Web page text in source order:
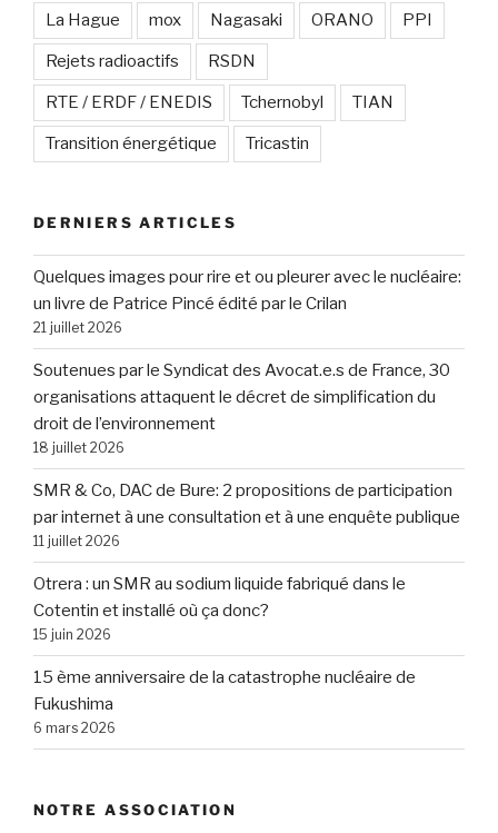
La Hague mox Nagasaki ORANO PPI
Rejets radioactifs RSDN
RTE / ERDF / ENEDIS Tchernobyl TIAN
Transition énergétique Tricastin
DERNIERS ARTICLES
Quelques images pour rire et ou pleurer avec le nucléaire:
un livre de Patrice Pincé édité par le Crilan
21 juillet 2026
Soutenues par le Syndicat des Avocat.e.s de France, 30
organisations attaquent le décret de simplification du
droit de l’environnement
18 juillet 2026
SMR & Co, DAC de Bure: 2 propositions de participation
par internet à une consultation et à une enquête publique
11 juillet 2026
Otrera : un SMR au sodium liquide fabriqué dans le
Cotentin et installé où ça donc?
15 juin 2026
15 ème anniversaire de la catastrophe nucléaire de
Fukushima
6 mars 2026
NOTRE ASSOCIATION